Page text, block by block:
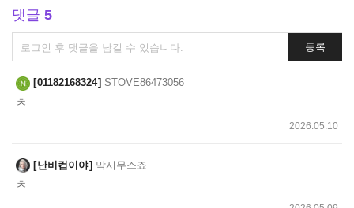
댓글 5
댓
글
쓰
기
등록
01182168324 STOVE86473056
ㅊ
2026.05.10
난비컵이야 막시무스죠
ㅊ